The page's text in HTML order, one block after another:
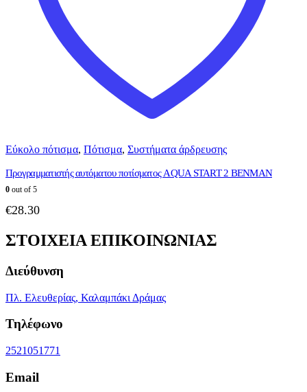
Εύκολο πότισμα, Πότισμα, Συστήματα άρδρευσης
Προγραμματιστής αυτόματου ποτίσματος AQUA START 2 BENMAN
0 out of 5
€28.30
ΣΤΟΙΧΕΙΑ ΕΠΙΚΟΙΝΩΝΙΑΣ
Διεύθυνση
Πλ. Ελευθερίας, Καλαμπάκι Δράμας
Τηλέφωνο
2521051771
Email